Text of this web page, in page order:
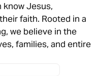
Jesus,
faith. Rooted in a
we believe in the
families, and entire